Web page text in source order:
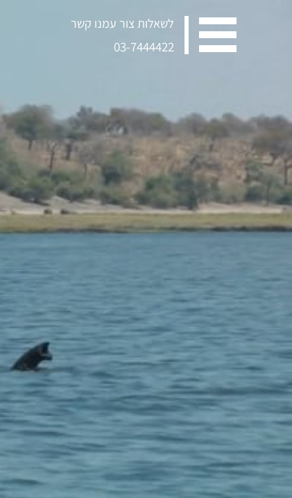
לשאלות צור עמנו קשר
03-7444422